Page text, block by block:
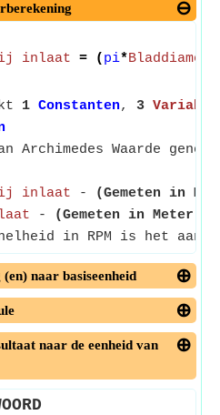
inlaat = ( pi*
1 Constanten, 3
Waarde
inlaat -
(Gemeten in
- (Gemeten in Meter)
in RPM is het
naar basiseenheid
naar de eenheid van